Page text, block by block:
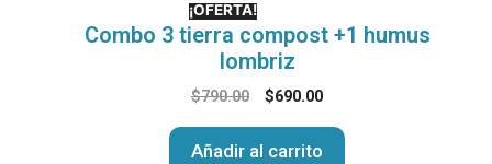
¡OFERTA!
Combo 3 tierra compost +1 humus
lombriz
$790.00 $690.00
Añadir al carrito